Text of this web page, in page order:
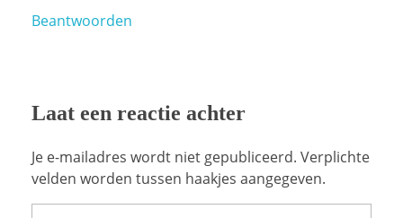
Beantwoorden
Laat een reactie achter
Je e-mailadres wordt niet gepubliceerd. Verplichte
velden worden tussen haakjes aangegeven.